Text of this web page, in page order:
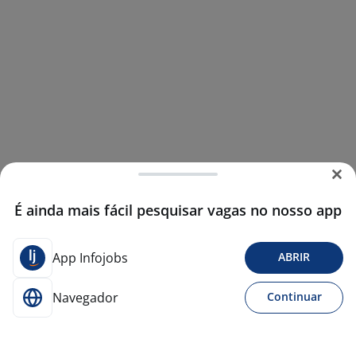
É ainda mais fácil pesquisar vagas no nosso app
App Infojobs ABRIR
Navegador Continuar